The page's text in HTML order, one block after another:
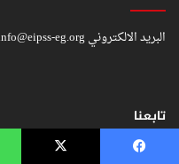
البريد الالكترونيeg.org
تابعنا